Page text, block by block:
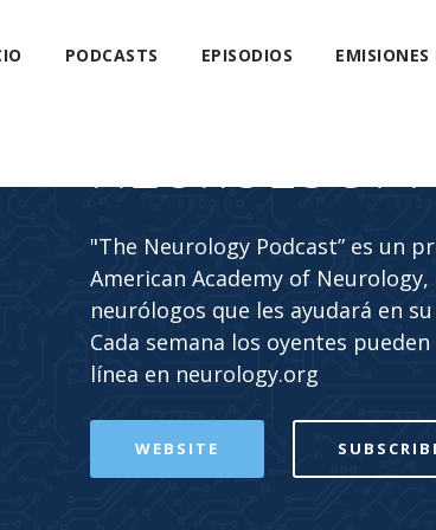
PODCASTS EPISODIOS EMISIONES
NEUROLOGY
"The Neurology Podcast” es un
American Academy of
neurólogos que les ayudará en
Cada semana los oyentes
línea en neurology.org
WEBSITE